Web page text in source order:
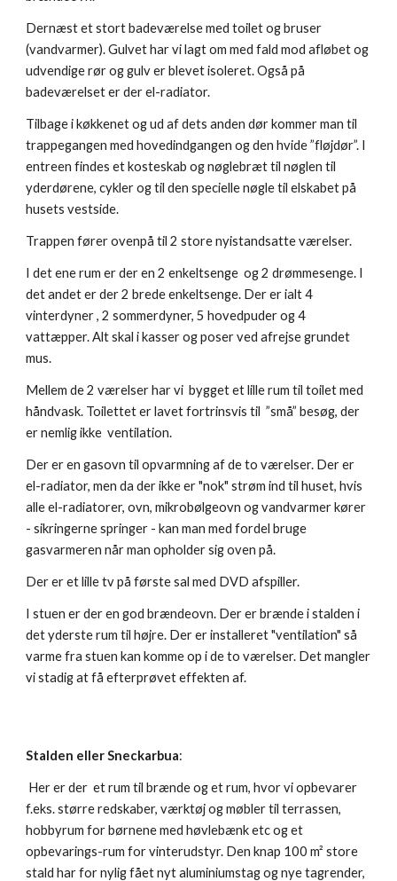
Dernæst et stort badeværelse med toilet og bruser
(vandvarmer). Gulvet har vi lagt om med fald mod afløbet og
udvendige rør og gulv er blevet isoleret. Også på
badeværelset er der el-radiator.
Tilbage i køkkenet og ud af dets anden dør kommer man til
trappegangen med hovedindgangen og den hvide ”fløjdør”. I
entreen findes et kosteskab og nøglebræt til nøglen til
yderdørene, cykler og til den specielle nøgle til elskabet på
husets vestside.
Trappen fører ovenpå til 2 store nyistandsatte værelser.
I det ene rum er der en 2 enkeltsenge og 2 drømmesenge. I
det andet er der 2 brede enkeltsenge. Der er ialt 4
vinterdyner , 2 sommerdyner, 5 hovedpuder og 4
vattæpper. Alt skal i kasser og poser ved afrejse grundet
mus.
Mellem de 2 værelser har vi bygget et lille rum til toilet med
håndvask. Toilettet er lavet fortrinsvis til ”små” besøg, der
er nemlig ikke ventilation.
Der er en gasovn til opvarmning af de to værelser. Der er
el-radiator, men da der ikke er "nok" strøm ind til huset, hvis
alle el-radiatorer, ovn, mikrobølgeovn og vandvarmer kører
- sikringerne springer - kan man med fordel bruge
gasvarmeren når man opholder sig oven på.
Der er et lille tv på første sal med DVD afspiller.
I stuen er der en god brændeovn. Der er brænde i stalden i
det yderste rum til højre. Der er installeret "ventilation" så
varme fra stuen kan komme op i de to værelser. Det mangler
vi stadig at få efterprøvet effekten af.
Stalden eller Sneckarbua:
Her er der et rum til brænde og et rum, hvor vi opbevarer
f.eks. større redskaber, værktøj og møbler til terrassen,
hobbyrum for børnene med høvlebænk etc og et
opbevarings-rum for vinterudstyr. Den knap 100 m² store
stald har for nylig fået nyt aluminiumstag og nye tagrender,